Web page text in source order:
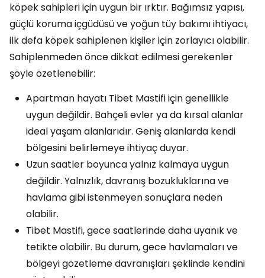
köpek sahipleri için uygun bir ırktır. Bağımsız yapısı,
güçlü koruma içgüdüsü ve yoğun tüy bakımı ihtiyacı,
ilk defa köpek sahiplenen kişiler için zorlayıcı olabilir.
Sahiplenmeden önce dikkat edilmesi gerekenler
şöyle özetlenebilir:
Apartman hayatı Tibet Mastifi için genellikle
uygun değildir. Bahçeli evler ya da kırsal alanlar
ideal yaşam alanlarıdır. Geniş alanlarda kendi
bölgesini belirlemeye ihtiyaç duyar.
Uzun saatler boyunca yalnız kalmaya uygun
değildir. Yalnızlık, davranış bozukluklarına ve
havlama gibi istenmeyen sonuçlara neden
olabilir.
Tibet Mastifi, gece saatlerinde daha uyanık ve
tetikte olabilir. Bu durum, gece havlamaları ve
bölgeyi gözetleme davranışları şeklinde kendini